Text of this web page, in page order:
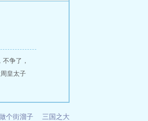
争了，
皇太子
个街溜子
三国之大